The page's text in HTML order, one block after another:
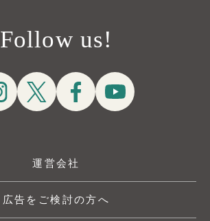
Follow us!
運営会社
広告をご検討の方へ